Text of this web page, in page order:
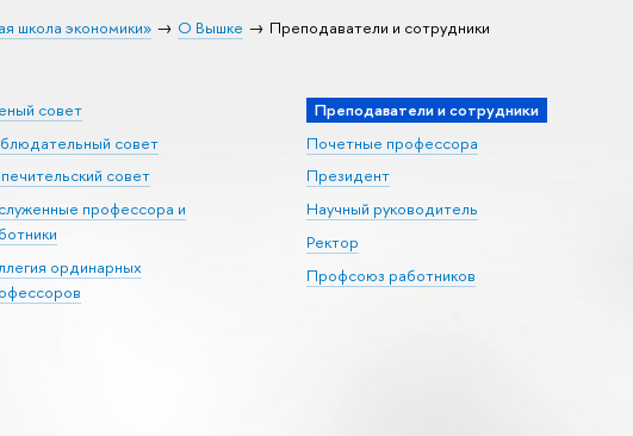
школа экономики» О Вышке Преподаватели и сотрудники
совет
совет
совет
профессора и
ординарных
Преподаватели и сотрудники
Почетные профессора
Президент
Научный руководитель
Ректор
Профсоюз работников